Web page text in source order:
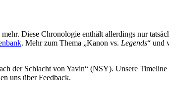
Diese Chronologie enthält allerdings nur
. Mehr zum Thema „Kanon vs. Legends“ und
der Schlacht von Yavin“ (NSY). Unsere
uns über Feedback.